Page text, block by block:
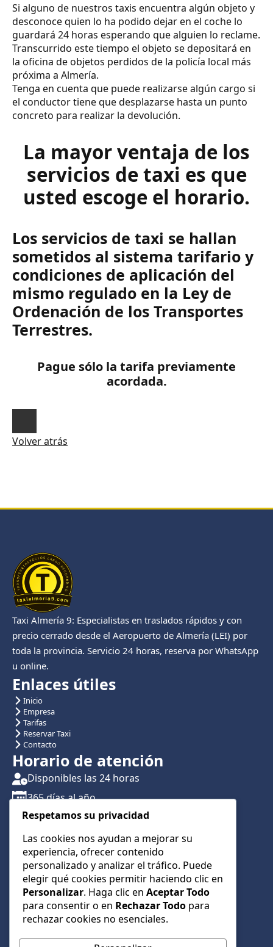
Si alguno de nuestros taxis encuentra algún objeto y
desconoce quien lo ha podido dejar en el coche lo
guardará 24 horas esperando que alguien lo reclame.
Transcurrido este tiempo el objeto se depositará en
la oficina de objetos perdidos de la policía local más
próxima a Almería.
Tenga en cuenta que puede realizarse algún cargo si
el conductor tiene que desplazarse hasta un punto
concreto para realizar la devolución.
La mayor ventaja de los
servicios de taxi es que
usted escoge el horario.
Los servicios de taxi se hallan
sometidos al sistema tarifario y
condiciones de aplicación del
mismo regulado en la Ley de
Ordenación de los Transportes
Terrestres.
Pague sólo la tarifa previamente
acordada.
Volver atrás
Taxi Almería 9: Especialistas en traslados rápidos y con
precio cerrado desde el Aeropuerto de Almería (LEI) por
toda la provincia. Servicio 24 horas, reserva por WhatsApp
u online.
Enlaces útiles
Inicio
Empresa
Tarifas
Reservar Taxi
Contacto
Horario de atención
Disponibles las 24 horas
365 días al año
Traslados con reserva previa
Atención por teléfono y WhatsApp 24/7
CONTÁCTANOS
+34 622 01 23 74
+34 622 01 23 74
info@taxialmeria9.com
Respetamos su privacidad
Las cookies nos ayudan a mejorar su
experiencia, ofrecer contenido
personalizado y analizar el tráfico. Puede
elegir qué cookies permitir haciendo clic en
Personalizar. Haga clic en Aceptar Todo
para consentir o en Rechazar Todo para
rechazar cookies no esenciales.